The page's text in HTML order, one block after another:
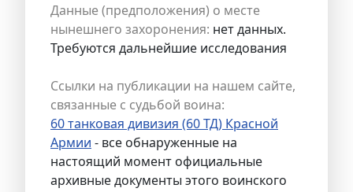
Данные (предположения) о месте
нынешнего захоронения: нет данных.
Требуются дальнейшие исследования
Ссылки на публикации на нашем сайте,
связанные с судьбой воина:
60 танковая дивизия (60 ТД) Красной
Армии - все обнаруженные на
настоящий момент официальные
архивные документы этого воинского